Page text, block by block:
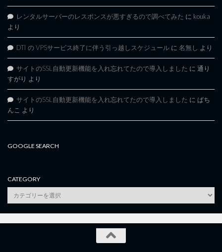
レンタルサーバーのレスポンスが悪すぎるので調べてみた に kouka
より
DTI の VPSサービス終了に伴う引っ越しスケジュール に 名無し より
サイトのSSL自動更新機能を入れ忘れてたので導入しました に 通り
すがり より
サイトのSSL自動更新機能を入れ忘れてたので導入しました に ぱち
んこ より
GOOGLE SEARCH
CATEGORY
category